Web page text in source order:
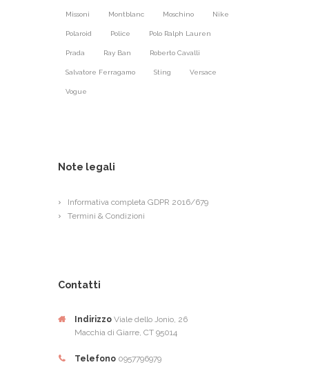
Missoni Montblanc Moschino Nike
Polaroid Police Polo Ralph Lauren
Prada Ray Ban Roberto Cavalli
Salvatore Ferragamo Sting Versace
Vogue
Note legali
Informativa completa GDPR 2016/679
Termini & Condizioni
Contatti
Indirizzo Viale dello Jonio, 26
Macchia di Giarre, CT 95014
Telefono 0957796979